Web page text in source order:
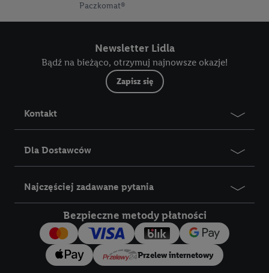
Paczkomat®
Newsletter Lidla
Bądź na bieżąco, otrzymuj najnowsze okazje!
Zapisz się
Kontakt
Dla Dostawców
Najczęściej zadawane pytania
Bezpieczne metody płatności
Przelew internetowy